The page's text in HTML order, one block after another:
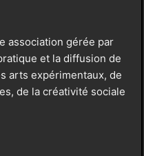
association gérée par
et la diffusion de
arts expérimentaux, de
de la créativité sociale